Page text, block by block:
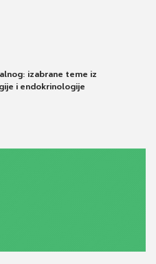
izabrane teme iz
i endokrinologije